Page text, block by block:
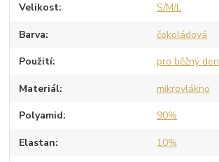
Velikost S/M/L
Barva čokoládová
Použití pro běžný den
Materiál mikrovlákno
Polyamid 90%
Elastan 10%